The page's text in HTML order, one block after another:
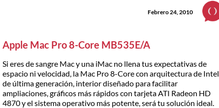
Febrero 24, 2010
Apple Mac Pro 8-Core MB535E/A
Si eres de sangre Mac y una iMac no llena tus expectativas de
espacio ni velocidad, la Mac Pro 8-Core con arquitectura de Intel
de última generación, interior diseñado para facilitar
ampliaciones, gráficos más rápidos con tarjeta ATI Radeon HD
4870 y el sistema operativo más potente, será tu solución ideal.